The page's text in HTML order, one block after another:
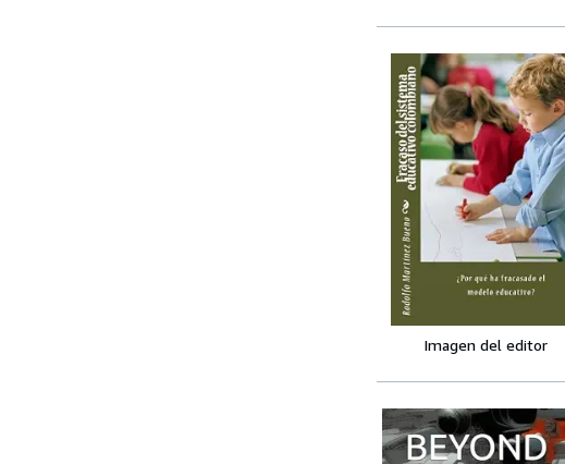
Imagen del editor